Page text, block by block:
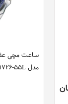
ساعت مچی
مدل AW1726-55L